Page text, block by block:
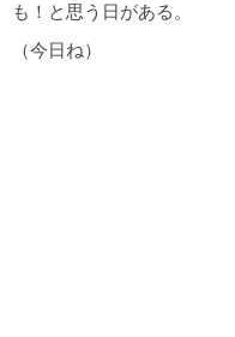
も！と思う日がある。
（今日ね）